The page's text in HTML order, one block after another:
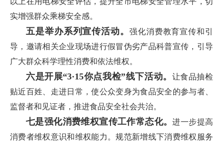
实增强群众乘梯安全感。
五是举办系列宣传活动。 强化消费教育宣传和引
导，邀请相关企业现场进行假冒伪劣产品科普宣传，引导
广大群众科学理性消费和依法维权。
六是开展“3·15你点我检”线下活动。
让食品抽检
贴近百姓、走进日常，使公众变身为食品安全的参与者、
监督者和见证者，推进食品安全社会共治。
七是强化消费维权宣传工作常态化。进一步提高
消费者维权意识和维权能力。规范新增线下消费维权服务